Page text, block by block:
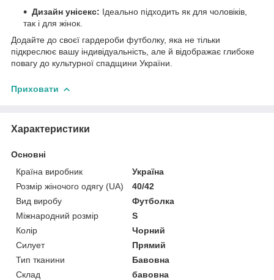
Дизайн унісекс: Ідеально підходить як для чоловіків,
так і для жінок.
Додайте до своєї гардероби футболку, яка не тільки
підкреслює вашу індивідуальність, але й відображає глибоке
повагу до культурної спадщини України.
Приховати
Характеристики
Основні
Країна виробник
Україна
Розмір жіночого одягу (UA)
40/42
Вид виробу
Футболка
Міжнародний розмір
S
Колір
Чорний
Силует
Прямий
Тип тканини
Бавовна
Склад
бавовна